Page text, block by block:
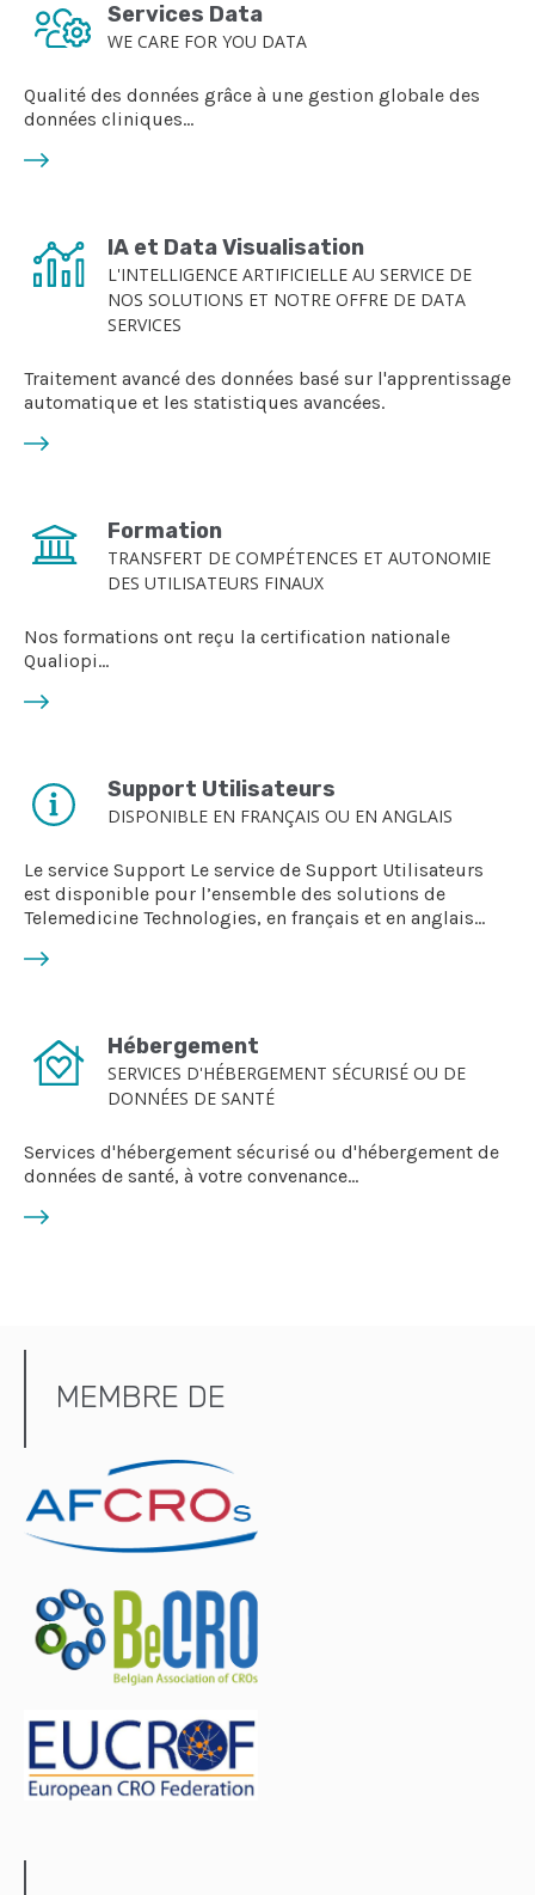
Services Data
WE CARE FOR YOU DATA
Qualité des données grâce à une gestion globale des
données cliniques...
IA et Data Visualisation
L'INTELLIGENCE ARTIFICIELLE AU SERVICE DE
NOS SOLUTIONS ET NOTRE OFFRE DE DATA
SERVICES
Traitement avancé des données basé sur l'apprentissage
automatique et les statistiques avancées.
Formation
TRANSFERT DE COMPÉTENCES ET AUTONOMIE
DES UTILISATEURS FINAUX
Nos formations ont reçu la certification nationale
Qualiopi...
Support Utilisateurs
DISPONIBLE EN FRANÇAIS OU EN ANGLAIS
Le service Support Le service de Support Utilisateurs
est disponible pour l’ensemble des solutions de
Telemedicine Technologies, en français et en anglais…
Hébergement
SERVICES D'HÉBERGEMENT SÉCURISÉ OU DE
DONNÉES DE SANTÉ
Services d'hébergement sécurisé ou d'hébergement de
données de santé, à votre convenance...
MEMBRE DE